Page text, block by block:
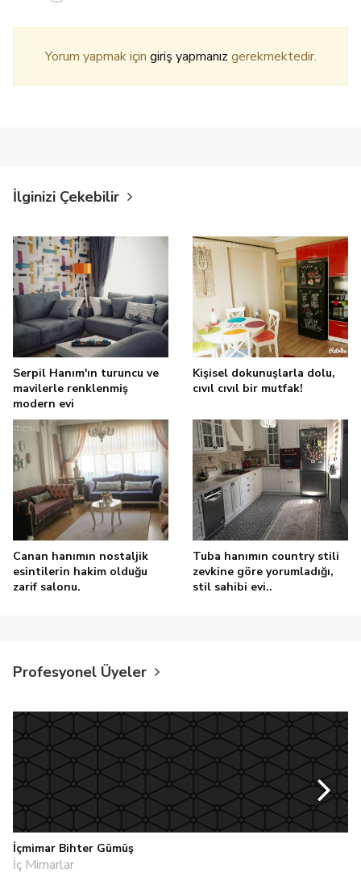
Yorum yapmak için giriş yapmanız gerekmektedir.
İlginizi Çekebilir
Serpil Hanım'ın turuncu ve
mavilerle renklenmiş
modern evi
Kişisel dokunuşlarla dolu,
cıvıl cıvıl bir mutfak!
Canan hanımın nostaljik
esintilerin hakim olduğu
zarif salonu.
Tuba hanımın country stili
zevkine göre yorumladığı,
stil sahibi evi..
Profesyonel Üyeler
İçmimar Bihter Gümüş
İç Mimarlar